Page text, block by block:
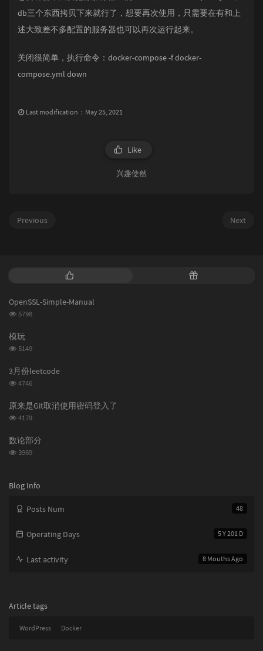
db三个东西拷贝下来就行了，想要再次使用，只需要在有和上
述大致差不多配置的服务器也可以再次运行起来。
关闭很简单，执行命令：docker-compose -f docker-
compose.yml down
Last modification：May 25, 2021
Like
兴趣使然
Next
Previous
p
c
R
OpenSSL-Simple-Manual
浏
次
数:
5798
模玩
浏
次
数:
5149
3月份leetcode
浏
次
数:
4746
原来是Git取消使用密码登入了
浏
次
数:
4179
数论部分
浏
数:
3969
Blog Info
48
Posts Num
5 Y 201 D
Operating Days
8 Mouths Ago
Last activity
Article tags
WordPress Docker